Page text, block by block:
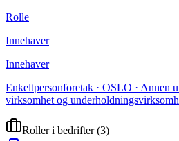
Rolle
Innehaver
Innehaver
Enkeltpersonforetak · OSLO · Annen
virksomhet og
Roller i bedrifter(3)